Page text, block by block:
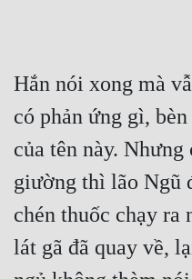
Hắn nói xong mà
có phản ứng gì,
của tên này. Nhưng
giường thì lão Ngũ
chén thuốc chạy ra
lát gã đã quay về,